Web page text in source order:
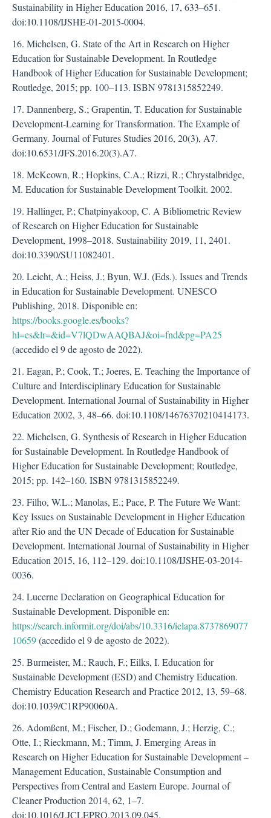
Sustainability in Higher Education 2016, 17, 633–651.
doi:10.1108/IJSHE-01-2015-0004.
16. Michelsen, G. State of the Art in Research on Higher
Education for Sustainable Development. In Routledge
Handbook of Higher Education for Sustainable Development;
Routledge, 2015; pp. 100–113. ISBN 9781315852249.
17. Dannenberg, S.; Grapentin, T. Education for Sustainable
Development-Learning for Transformation. The Example of
Germany. Journal of Futures Studies 2016, 20(3), A7.
doi:10.6531/JFS.2016.20(3).A7.
18. McKeown, R.; Hopkins, C.A.; Rizzi, R.; Chrystalbridge,
M. Education for Sustainable Development Toolkit. 2002.
19. Hallinger, P.; Chatpinyakoop, C. A Bibliometric Review
of Research on Higher Education for Sustainable
Development, 1998–2018. Sustainability 2019, 11, 2401.
doi:10.3390/SU11082401.
20. Leicht, A.; Heiss, J.; Byun, W.J. (Eds.). Issues and Trends
in Education for Sustainable Development. UNESCO
Publishing, 2018. Disponible en:
https://books.google.es/books?
hl=es&lr=&id=V7lQDwAAQBAJ&oi=fnd&pg=PA25
(accedido el 9 de agosto de 2022).
21. Eagan, P.; Cook, T.; Joeres, E. Teaching the Importance of
Culture and Interdisciplinary Education for Sustainable
Development. International Journal of Sustainability in Higher
Education 2002, 3, 48–66. doi:10.1108/14676370210414173.
22. Michelsen, G. Synthesis of Research in Higher Education
for Sustainable Development. In Routledge Handbook of
Higher Education for Sustainable Development; Routledge,
2015; pp. 142–160. ISBN 9781315852249.
23. Filho, W.L.; Manolas, E.; Pace, P. The Future We Want:
Key Issues on Sustainable Development in Higher Education
after Rio and the UN Decade of Education for Sustainable
Development. International Journal of Sustainability in Higher
Education 2015, 16, 112–129. doi:10.1108/IJSHE-03-2014-
0036.
24. Lucerne Declaration on Geographical Education for
Sustainable Development. Disponible en:
https://search.informit.org/doi/abs/10.3316/ielapa.8737869077
10659(accedido el 9 de agosto de 2022).
25. Burmeister, M.; Rauch, F.; Eilks, I. Education for
Sustainable Development (ESD) and Chemistry Education.
Chemistry Education Research and Practice 2012, 13, 59–68.
doi:10.1039/C1RP90060A.
26. Adomßent, M.; Fischer, D.; Godemann, J.; Herzig, C.;
Otte, I.; Rieckmann, M.; Timm, J. Emerging Areas in
Research on Higher Education for Sustainable Development –
Management Education, Sustainable Consumption and
Perspectives from Central and Eastern Europe. Journal of
Cleaner Production 2014, 62, 1–7.
doi:10.1016/J.JCLEPRO.2013.09.045.